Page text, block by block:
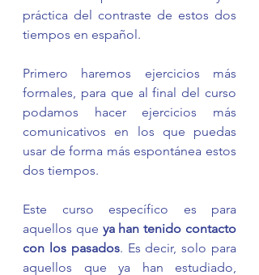
práctica del contraste de estos dos
tiempos en español.
Primero haremos ejercicios más
formales, para que al final del curso
podamos hacer ejercicios más
comunicativos en los que puedas
usar de forma más espontánea estos
dos tiempos.
Este curso específico es para
aquellos que ya han tenido contacto
con los pasados. Es decir, solo para
aquellos que ya han estudiado,